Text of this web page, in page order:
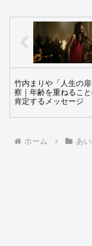
竹内まりや「人生の
察｜年齢を重ねるこ
肯定するメッセージ
ホーム あ